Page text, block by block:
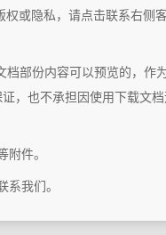
权或隐私，请点击联系右侧
部份内容可以预览的，作
，也不承担因使用下载文
附件。
系我们。